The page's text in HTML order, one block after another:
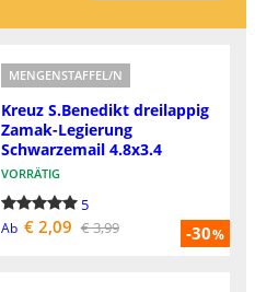
-30%
MENGENSTAFFEL/N
Kreuz S.Benedikt dreilappig
Zamak-Legierung
Schwarzemail 4.8x3.4
VORRÄTIG
5
Ab € 2,09 € 3,99